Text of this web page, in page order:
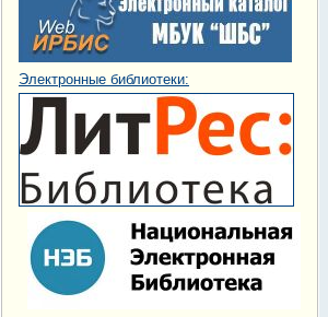
Электронные библиотеки: